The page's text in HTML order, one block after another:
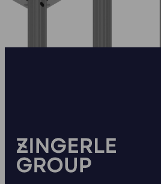
Un pavilion pliabil cu tejghea
sau la următorul târg și